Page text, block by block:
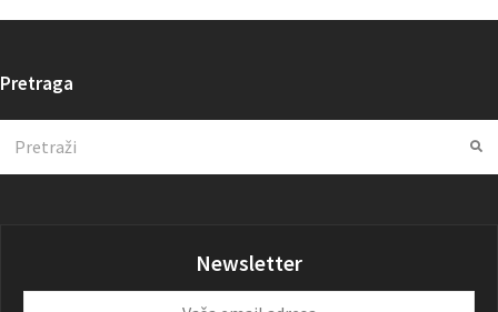
Pretraga
Newsletter